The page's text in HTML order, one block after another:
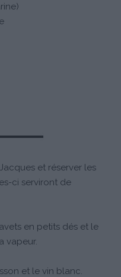
et réserver les
ci serviront de
en petits dés et le
vapeur.
et le vin blanc.